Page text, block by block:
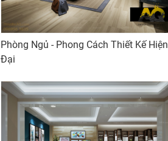
Phòng Ngủ - Phong Cách Thiết Kế Hiện
Đại